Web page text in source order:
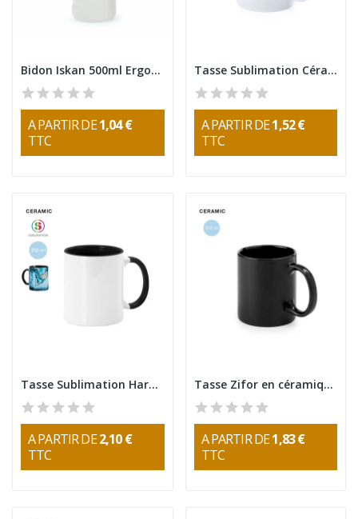
Bidon Iskan 500ml Ergonomique
A PARTIR DE1,04 €
TTC
Tasse Sublimation Céramique 350ml
A PARTIR DE1,52 €
TTC
Tasse Sublimation Harnet 350ml
A PARTIR DE2,10 €
TTC
Tasse Zifor en céramique 370 ml
A PARTIR DE1,83 €
TTC